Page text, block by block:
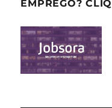
EMPREGO?